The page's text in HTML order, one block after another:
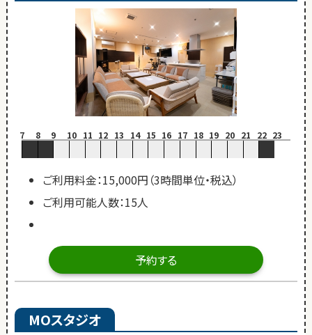
7 8 9 10 11 12 13 14 15 16 17 18 19 20 21 22 23
ご利用料金：15,000円（3時間単位・税込）
ご利用可能人数：15人
予約する
MOスタジオ